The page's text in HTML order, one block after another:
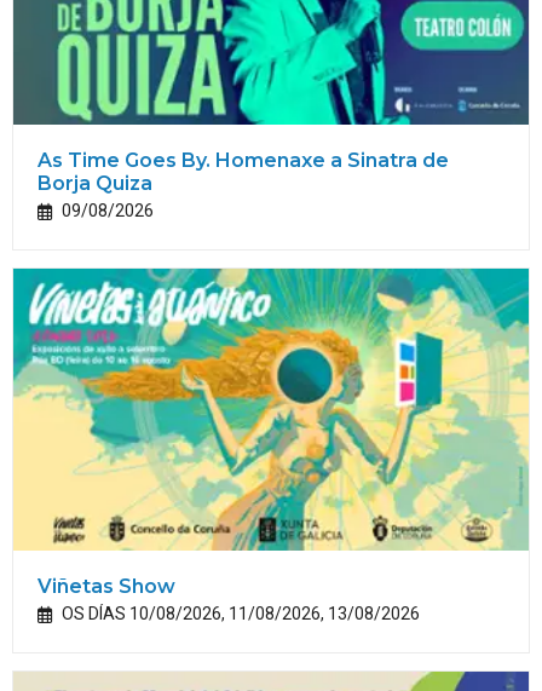
As Time Goes By. Homenaxe a Sinatra de
Borja Quiza
09/08/2026
Viñetas Show
OS DÍAS 10/08/2026, 11/08/2026, 13/08/2026